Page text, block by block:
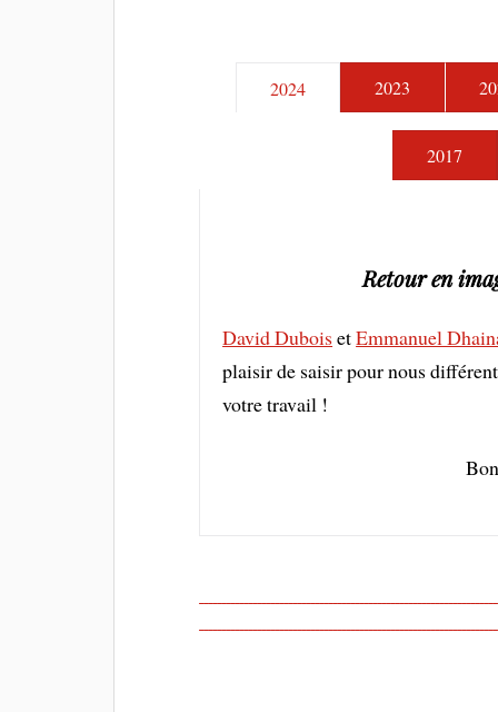
2024 2023
2017
Retour en
David Dubois etEmmanuel
plaisir de saisir pour nous
votre travail !